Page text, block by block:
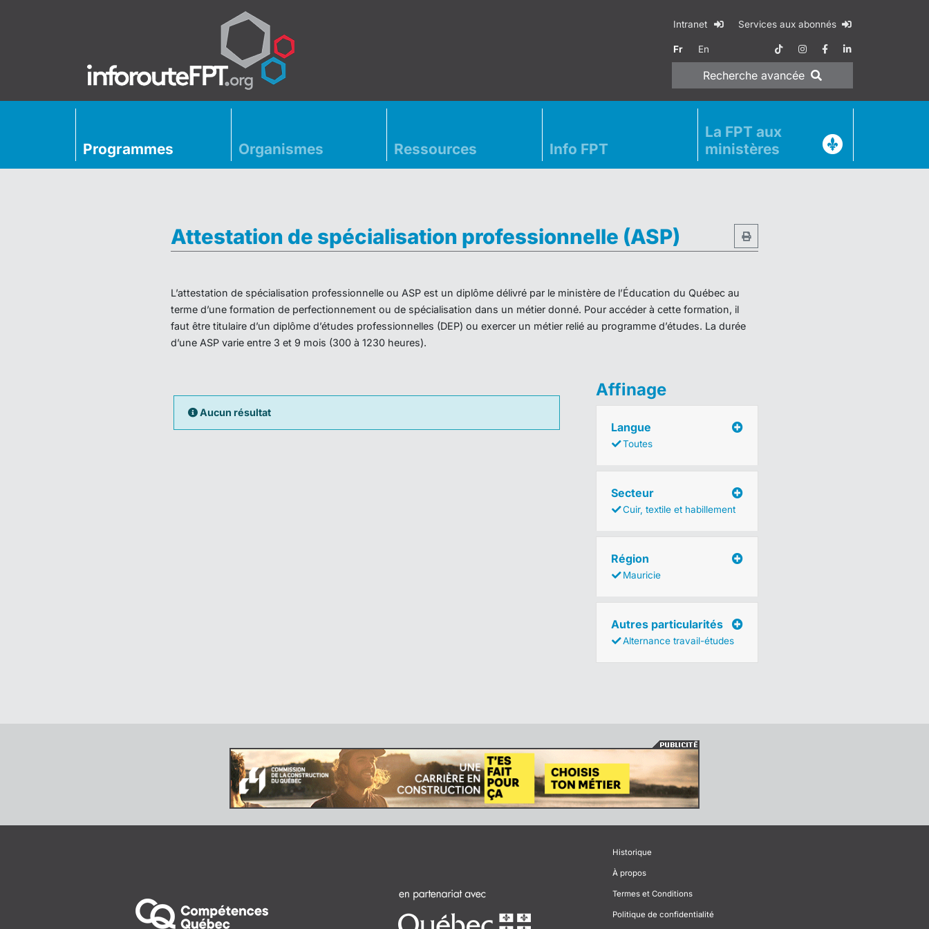
Intranet Services aux abonnés
Fr En
Recherche avancée
Programmes Organismes Ressources Info FPT
La FPT aux
ministères
Attestation de spécialisation professionnelle (ASP)
L’attestation de spécialisation professionnelle ou ASP est un diplôme délivré par le ministère de l’Éducation du Québec au
terme d’une formation de perfectionnement ou de spécialisation dans un métier donné. Pour accéder à cette formation, il
faut être titulaire d’un diplôme d’études professionnelles (DEP) ou exercer un métier relié au programme d’études. La durée
d’une ASP varie entre 3 et 9 mois (300 à 1230 heures).
Aucun résultat
Affinage
Langue
Toutes
Secteur
Cuir, textile et habillement
Région
Mauricie
Autres particularités
Alternance travail-études
Historique
À propos
Termes et Conditions
Politique de confidentialité